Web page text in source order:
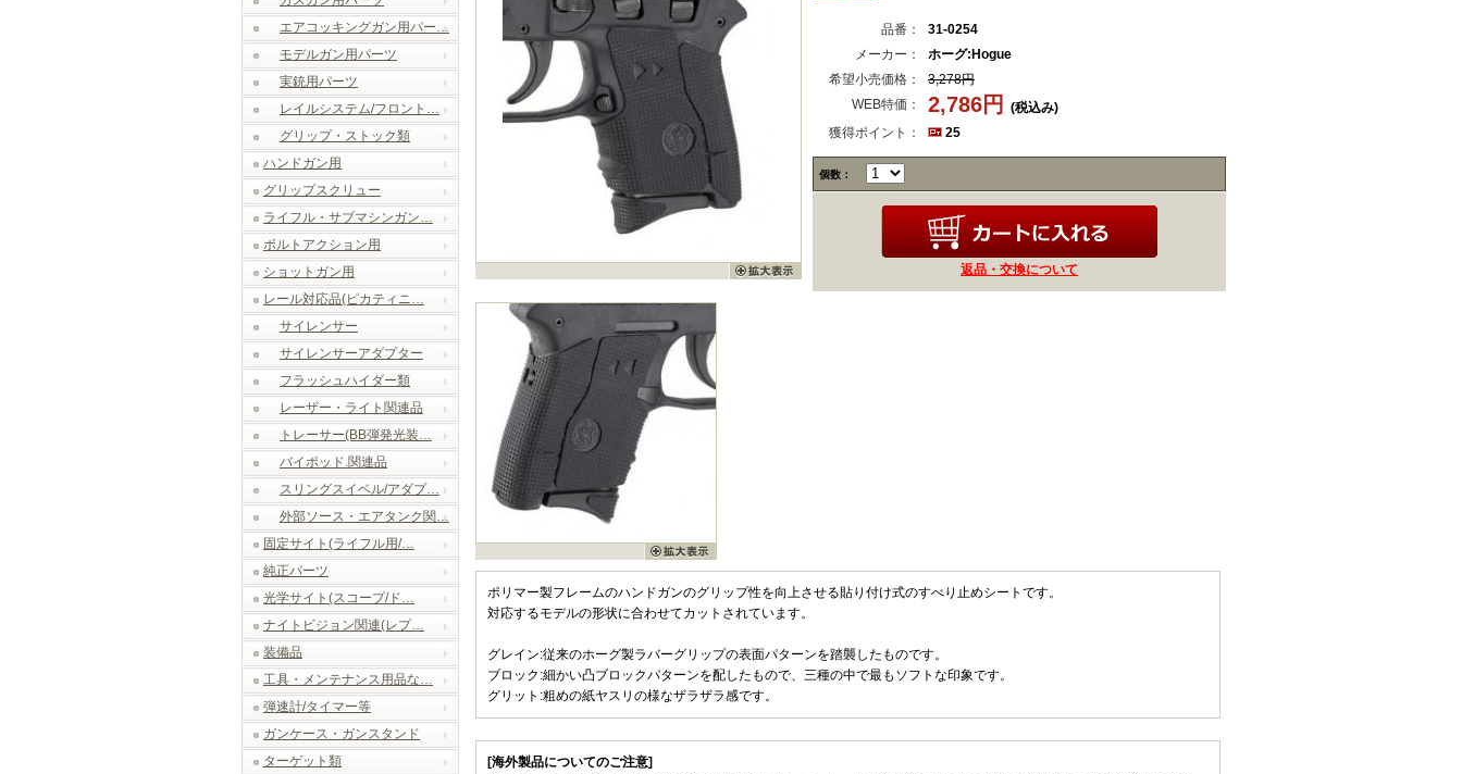
エアコッキングガン用パー…
モデルガン用パーツ
実銃用パーツ
レイルシステム/フロント…
グリップ・ストック類
ハンドガン用
グリップスクリュー
ライフル・サブマシンガン…
ボルトアクション用
ショットガン用
レール対応品(ピカティニ…
サイレンサー
サイレンサーアダプター
フラッシュハイダー類
レーザー・ライト関連品
トレーサー(BB弾発光装…
バイポッド.関連品
スリングスイベル/アダプ…
外部ソース・エアタンク関…
固定サイト(ライフル用/…
純正パーツ
光学サイト(スコープ/ド…
ナイトビジョン関連(レプ…
装備品
工具・メンテナンス用品な…
弾速計/タイマー等
ガンケース・ガンスタンド
ターゲット類
品番：
31-0254
メーカー：
ホーグ:Hogue
希望小売価格：
3,278円
WEB特価：
2,786円
(税込み)
獲得ポイント：
25
個数：
返品・交換について
ポリマー製フレームのハンドガンのグリップ性を向上させる貼り付け式のすべり止めシートです。
対応するモデルの形状に合わせてカットされています。
グレイン:従来のホーグ製ラバーグリップの表面パターンを踏襲したものです。
ブロック:細かい凸ブロックパターンを配したもので、三種の中で最もソフトな印象です。
グリット:粗めの紙ヤスリの様なザラザラ感です。
[海外製品についてのご注意]